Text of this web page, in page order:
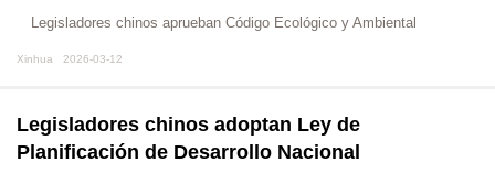
Legisladores chinos aprueban Código Ecológico y Ambiental
Xinhua 2026-03-12
Legisladores chinos adoptan Ley de
Planificación de Desarrollo Nacional